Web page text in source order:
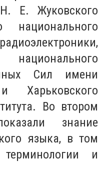
Е. Жуковского
национального
Сил имени
Во втором
знание
языка, в том
и